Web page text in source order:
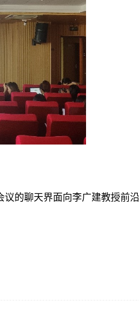
的聊天界面向李广建教授前